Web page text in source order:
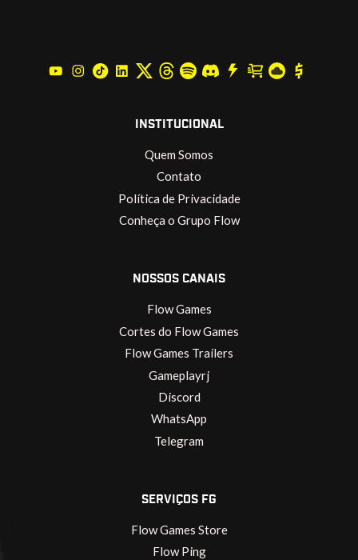
INSTITUCIONAL
Quem Somos
Contato
Política de Privacidade
Conheça o Grupo Flow
NOSSOS CANAIS
Flow Games
Cortes do Flow Games
Flow Games Trailers
Gameplayrj
Discord
WhatsApp
Telegram
SERVIÇOS FG
Flow Games Store
Flow Ping